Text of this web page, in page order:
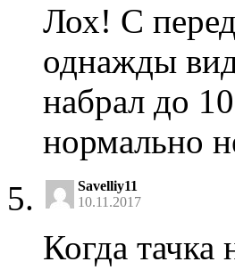
Лох! С
однажды
набрал до
нормально
Savelliy11
10.11.2017
Когда тачка